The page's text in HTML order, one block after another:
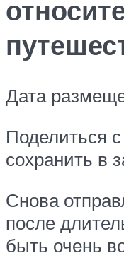
Дата
Поделиться
сохранить в
Снова
после
быть очень